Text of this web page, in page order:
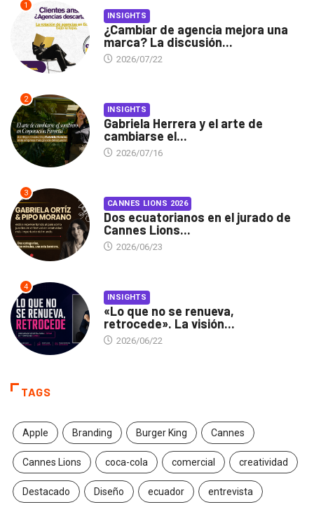
1
INSIGHTS
¿Cambiar de agencia mejora una
marca? La discusión...
2026/07/22
2
INSIGHTS
Gabriela Herrera y el arte de
cambiarse el...
2026/07/16
3
CANNES LIONS 2026
Dos ecuatorianos en el jurado de
Cannes Lions...
2026/06/23
4
INSIGHTS
«Lo que no se renueva,
retrocede». La visión...
2026/06/22
TAGS
Apple Branding Burger King Cannes
Cannes Lions coca-cola comercial creatividad
Destacado Diseño ecuador entrevista